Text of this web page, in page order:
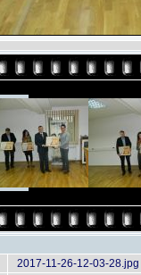
2017-11-26-12-03-28.jpg